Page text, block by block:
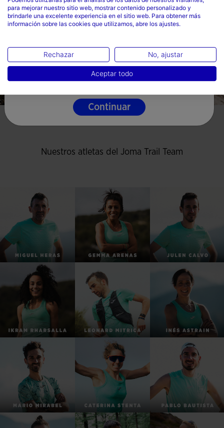
Nuestros atletas del Joma Trail Team
País
Mexico
Idioma
Español
Continuar
para mejorar nuestro sitio web, mostrar contenido personalizado y
brindarle una excelente experiencia en el sitio web. Para obtener más
información sobre las cookies que utilizamos, abre los ajustes.
Rechazar No, ajustar
Aceptar todo